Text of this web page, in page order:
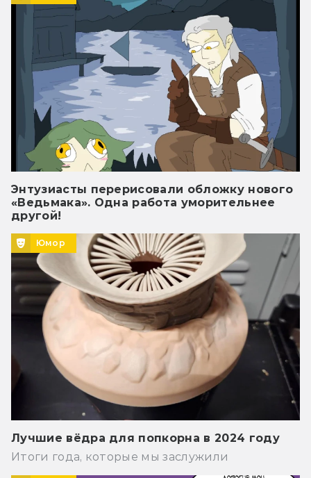
Энтузиасты перерисовали обложку нового
«Ведьмака». Одна работа уморительнее
другой!
Юмор
Лучшие вёдра для попкорна в 2024 году
Итоги года, которые мы заслужили